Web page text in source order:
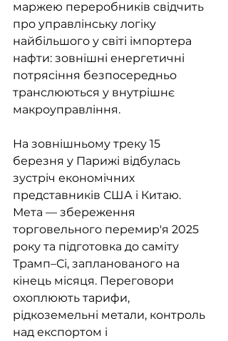
маржею переробників свідчить
про управлінську логіку
найбільшого у світі імпортера
нафти: зовнішні енергетичні
потрясіння безпосередньо
транслюються у внутрішнє
макроуправління.
На зовнішньому треку 15
березня у Парижі відбулась
зустріч економічних
представників США і Китаю.
Мета — збереження
торговельного перемир'я 2025
року та підготовка до саміту
Трамп–Сі, запланованого на
кінець місяця. Переговори
охоплюють тарифи,
рідкоземельні метали, контроль
над експортом і